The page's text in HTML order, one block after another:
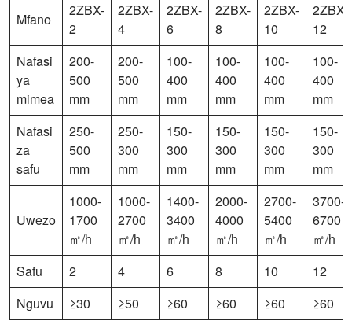
Mfano
2ZBX-
2
2ZBX-
4
2ZBX-
6
2ZBX-
8
2ZBX-
10
2ZBX-
12
Nafasi
ya
mimea
200-
500
mm
200-
500
mm
100-
400
mm
100-
400
mm
100-
400
mm
100-
400
mm
Nafasi
za
safu
250-
500
mm
250-
300
mm
150-
300
mm
150-
300
mm
150-
300
mm
150-
300
mm
Uwezo
1000-
1700
㎡/h
1000-
2700
㎡/h
1400-
3400
㎡/h
2000-
4000
㎡/h
2700-
5400
㎡/h
3700-
6700
㎡/h
Safu
2 4 6 8 10
12
Nguvu
≥30 ≥50 ≥60 ≥60 ≥60 ≥60